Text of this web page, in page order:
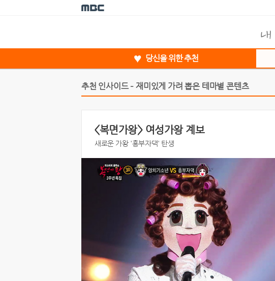
당신을 위한 추천
추천 인사이드 – 재미있게 가려 뽑은 테마별 콘텐츠
<복면가왕> 여성가왕 계보
새로운 가왕 '흥부자댁' 탄생